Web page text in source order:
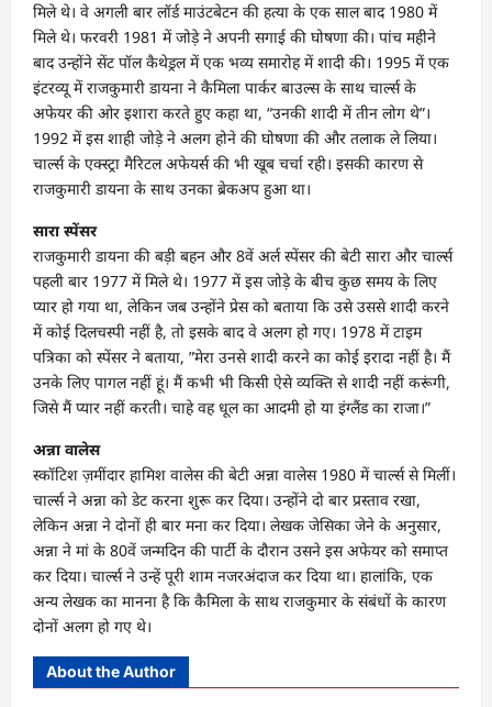
मिले थे। वे अगली बार लॉर्ड माउंटबेटन की हत्या के एक साल बाद 1980 में
मिले थे। फरवरी 1981 में जोड़े ने अपनी सगाई की घोषणा की। पांच महीने
बाद उन्होंने सेंट पॉल कैथेड्रल में एक भव्य समारोह में शादी की। 1995 में एक
इंटरव्यू में राजकुमारी डायना ने कैमिला पार्कर बाउल्स के साथ चार्ल्स के
अफेयर की ओर इशारा करते हुए कहा था, “उनकी शादी में तीन लोग थे”।
1992 में इस शाही जोड़े ने अलग होने की घोषणा की और तलाक ले लिया।
चार्ल्स के एक्स्ट्रा मैरिटल अफेयर्स की भी खूब चर्चा रही। इसकी कारण से
राजकुमारी डायना के साथ उनका ब्रेकअप हुआ था।
सारा स्पेंसर
राजकुमारी डायना की बड़ी बहन और 8वें अर्ल स्पेंसर की बेटी सारा और चार्ल्स
पहली बार 1977 में मिले थे। 1977 में इस जोड़े के बीच कुछ समय के लिए
प्यार हो गया था, लेकिन जब उन्होंने प्रेस को बताया कि उसे उससे शादी करने
में कोई दिलचस्पी नहीं है, तो इसके बाद वे अलग हो गए। 1978 में टाइम
पत्रिका को स्पेंसर ने बताया, ”मेरा उनसे शादी करने का कोई इरादा नहीं है। मैं
उनके लिए पागल नहीं हूं। मैं कभी भी किसी ऐसे व्यक्ति से शादी नहीं करूंगी,
जिसे मैं प्यार नहीं करती। चाहे वह धूल का आदमी हो या इंग्लैंड का राजा।”
अन्ना वालेस
स्कॉटिश ज़मींदार हामिश वालेस की बेटी अन्ना वालेस 1980 में चार्ल्स से मिलीं।
चार्ल्स ने अन्ना को डेट करना शुरू कर दिया। उन्होंने दो बार प्रस्ताव रखा,
लेकिन अन्ना ने दोनों ही बार मना कर दिया। लेखक जेसिका जेने के अनुसार,
अन्ना ने मां के 80वें जन्मदिन की पार्टी के दौरान उसने इस अफेयर को समाप्त
कर दिया। चार्ल्स ने उन्हें पूरी शाम नजरअंदाज कर दिया था। हालांकि, एक
अन्य लेखक का मानना ​​​​है कि कैमिला के साथ राजकुमार के संबंधों के कारण
दोनों अलग हो गए थे।
About the Author